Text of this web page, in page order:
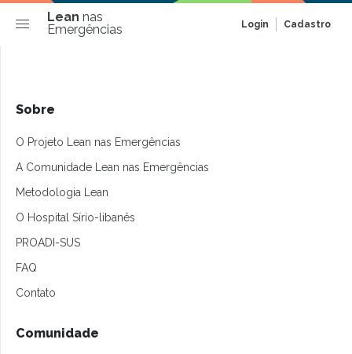
Lean nas
Emergências
Login Cadastro
Sobre
O Projeto Lean nas Emergências
A Comunidade Lean nas Emergências
Metodologia Lean
O Hospital Sírio-libanês
PROADI-SUS
FAQ
Contato
Comunidade